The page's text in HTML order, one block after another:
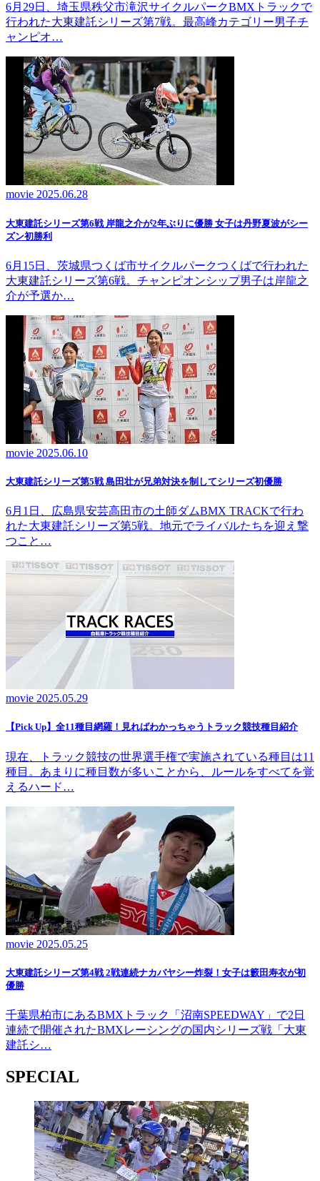
6月29日、埼玉県秩父市滝沢サイクルパークBMXトラックで
行われた大東建託シリーズ第7戦。最高峰カテゴリー男子チ
ャンピオ…
movie 2025.06.28
大東建託シリーズ第6戦 岸龍之介が2年ぶりに優勝 女子は丹野夏波がシー
ズン初勝利
6月15日、茨城県つくば市サイクルパークつくばで行われた
大東建託シリーズ第6戦。チャンピオンシップ男子は岸龍之
介が予選か…
movie 2025.06.10
大東建託シリーズ第5戦 島田壮が兄弟対決を制してシリーズ初優勝
6月1日、広島県安芸高田市の土師ダムBMX TRACKで行わ
れた大東建託シリーズ第5戦。地元でライバルたちを迎え撃
つこと…
movie 2025.05.29
【Pick Up】全11種目網羅！見ればわかっちゃうトラック競技種目紹介
現在、トラック競技の世界選手権で実施されている種目は11
種目。あまりに種目数が多いことから、ルールをすべてを覚
えるハード…
movie 2025.05.25
大東建託シリーズ第4戦 2戦連続ナカバヤシー炸裂！女子は籔田寿衣が初
優勝
千葉県柏市にあるBMXトラック「沼南SPEEDWAY」で2日
連続で開催されたBMXレーシングの国内シリーズ戦「大東
建託シ…
SPECIAL